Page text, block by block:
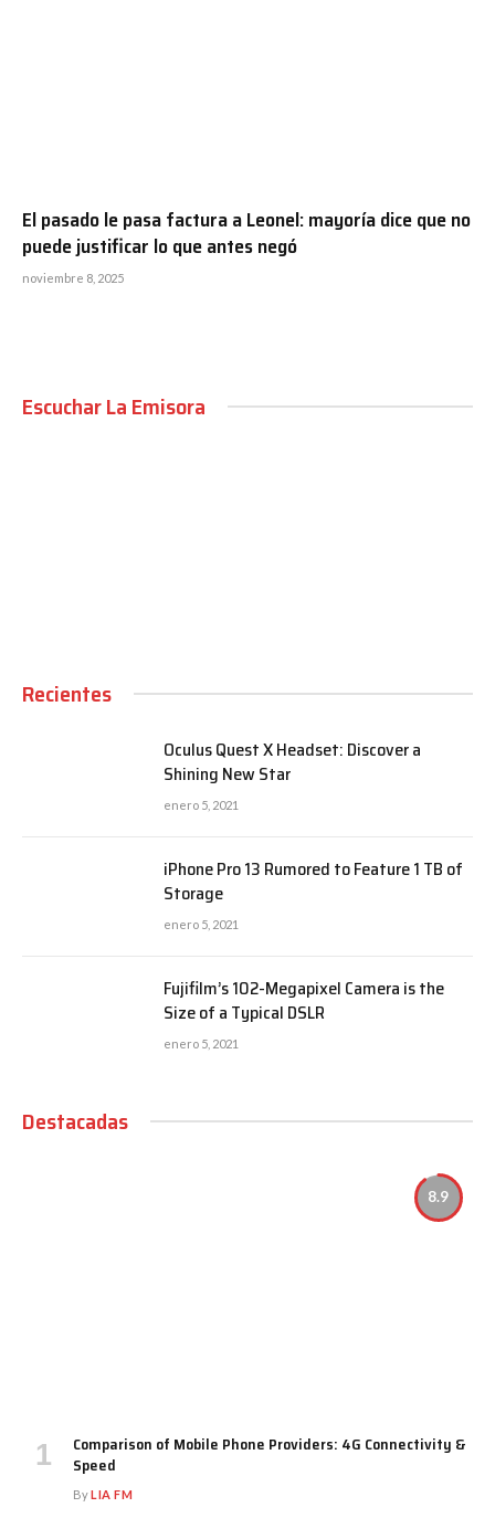
El pasado le pasa factura a Leonel: mayoría dice que no
puede justificar lo que antes negó
noviembre 8, 2025
Escuchar La Emisora
Recientes
Oculus Quest X Headset: Discover a
Shining New Star
enero 5, 2021
iPhone Pro 13 Rumored to Feature 1 TB of
Storage
enero 5, 2021
Fujifilm’s 102-Megapixel Camera is the
Size of a Typical DSLR
enero 5, 2021
Destacadas
8.9
Comparison of Mobile Phone Providers: 4G Connectivity &
Speed
ByLIA FM